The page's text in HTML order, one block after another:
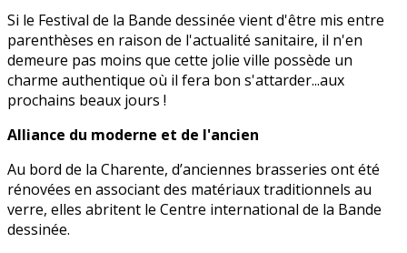
Si le Festival de la Bande dessinée vient d'être mis entre
parenthèses en raison de l'actualité sanitaire, il n'en
demeure pas moins que cette jolie ville possède un
charme authentique où il fera bon s'attarder...aux
prochains beaux jours !
Alliance du moderne et de l'ancien
Au bord de la Charente, d’anciennes brasseries ont été
rénovées en associant des matériaux traditionnels au
verre, elles abritent le Centre international de la Bande
dessinée.